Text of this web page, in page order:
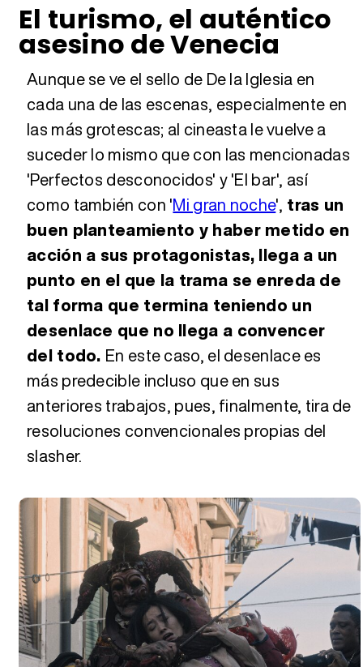
El turismo, el auténtico
asesino de Venecia
Aunque se ve el sello de De la Iglesia en
cada una de las escenas, especialmente en
las más grotescas; al cineasta le vuelve a
suceder lo mismo que con las mencionadas
'Perfectos desconocidos' y 'El bar', así
como también con 'Mi gran noche', tras un
buen planteamiento y haber metido en
acción a sus protagonistas, llega a un
punto en el que la trama se enreda de
tal forma que termina teniendo un
desenlace que no llega a convencer
del todo. En este caso, el desenlace es
más predecible incluso que en sus
anteriores trabajos, pues, finalmente, tira de
resoluciones convencionales propias del
slasher.